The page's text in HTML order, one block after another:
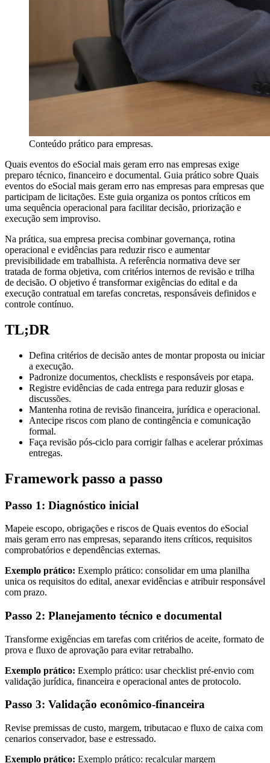
Conteúdo prático para empresas.
Quais eventos do eSocial mais geram erro nas empresas exige
preparo técnico, financeiro e documental. Guia prático sobre Quais
eventos do eSocial mais geram erro nas empresas para empresas que
participam de licitações. Este guia organiza os pontos críticos em
uma sequência operacional para facilitar decisão, priorização e
execução sem improviso.
Na prática, sua empresa precisa combinar governança, rotina
operacional e evidências para reduzir risco e aumentar
previsibilidade em trabalhista. A referência normativa deve ser
tratada de forma objetiva, com critérios internos de revisão e trilha
de decisão. O objetivo é transformar exigências do edital e da
execução contratual em tarefas concretas, responsáveis definidos e
controle contínuo.
TL;DR
Defina critérios de decisão antes de montar proposta ou iniciar
a execução.
Padronize documentos, checklists e responsáveis por etapa.
Registre evidências de cada entrega para reduzir glosas e
discussões.
Mantenha rotina de revisão financeira, jurídica e operacional.
Antecipe riscos com plano de contingência e comunicação
formal.
Faça revisão pós-ciclo para corrigir falhas e acelerar próximas
entregas.
Framework passo a passo
Passo 1: Diagnóstico inicial
Mapeie escopo, obrigações e riscos de Quais eventos do eSocial
mais geram erro nas empresas, separando itens críticos, requisitos
comprobatórios e dependências externas.
Exemplo prático: Exemplo prático: consolidar em uma planilha
unica os requisitos do edital, anexar evidências e atribuir responsável
com prazo.
Passo 2: Planejamento técnico e documental
Transforme exigências em tarefas com critérios de aceite, formato de
prova e fluxo de aprovação para evitar retrabalho.
Exemplo prático: Exemplo prático: usar checklist pré-envio com
validação jurídica, financeira e operacional antes de protocolo.
Passo 3: Validação econômico-financeira
Revise premissas de custo, margem, tributacao e fluxo de caixa com
cenarios conservador, base e estressado.
Exemplo prático: Exemplo prático: recalcular margem